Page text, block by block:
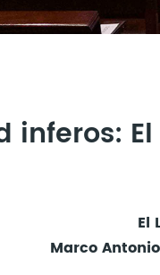
inferos:
El
Marco